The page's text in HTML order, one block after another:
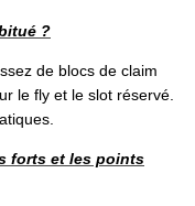
?
de blocs de claim
le fly et le slot réservé.
forts et les points